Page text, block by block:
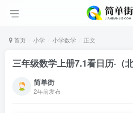
首页 小学 小学数学 正文
三年级数学上册7.1看日历·（
简单街
2年前发布